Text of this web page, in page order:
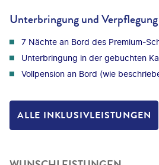
Unterbringung und Verpflegung
7 Nächte an Bord des Premium-
Unterbringung in der gebuchten
Vollpension an Bord (wie
ALLE INKLUSIVLEISTUNGEN